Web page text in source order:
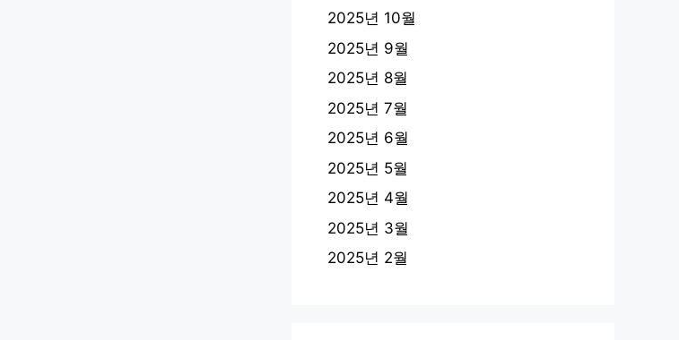
2025년 10월
2025년 9월
2025년 8월
2025년 7월
2025년 6월
2025년 5월
2025년 4월
2025년 3월
2025년 2월